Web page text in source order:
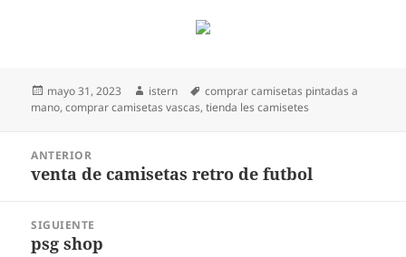
Publicado
el
mayo 31, 2023 Autor
istern Etiquetas
comprar camisetas pintadas a
mano,comprar camisetas vascas,tienda les camisetes
entradas
ANTERIOR
Entrada
venta de camisetas retro de futbol
SIGUIENTE
Entrada
psg shop